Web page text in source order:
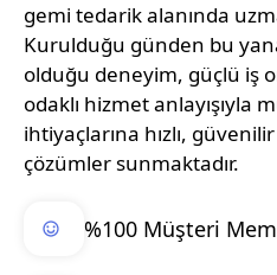
gemi tedarik alanında
Kurulduğu günden bu
olduğu deneyim, güçlü iş
odaklı hizmet anlayışıyla
ihtiyaçlarına hızlı,
çözümler sunmaktadır.
%100 Müşteri